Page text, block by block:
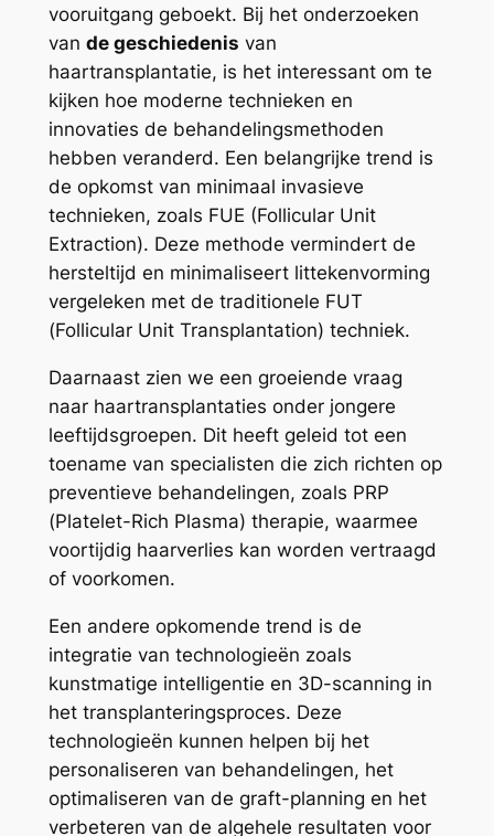
vooruitgang geboekt. Bij het onderzoeken
van de geschiedenis van
haartransplantatie, is het interessant om te
kijken hoe moderne technieken en
innovaties de behandelingsmethoden
hebben veranderd. Een belangrijke trend is
de opkomst van minimaal invasieve
technieken, zoals FUE (Follicular Unit
Extraction). Deze methode vermindert de
hersteltijd en minimaliseert littekenvorming
vergeleken met de traditionele FUT
(Follicular Unit Transplantation) techniek.
Daarnaast zien we een groeiende vraag
naar haartransplantaties onder jongere
leeftijdsgroepen. Dit heeft geleid tot een
toename van specialisten die zich richten op
preventieve behandelingen, zoals PRP
(Platelet-Rich Plasma) therapie, waarmee
voortijdig haarverlies kan worden vertraagd
of voorkomen.
Een andere opkomende trend is de
integratie van technologieën zoals
kunstmatige intelligentie en 3D-scanning in
het transplanteringsproces. Deze
technologieën kunnen helpen bij het
personaliseren van behandelingen, het
optimaliseren van de graft-planning en het
verbeteren van de algehele resultaten voor